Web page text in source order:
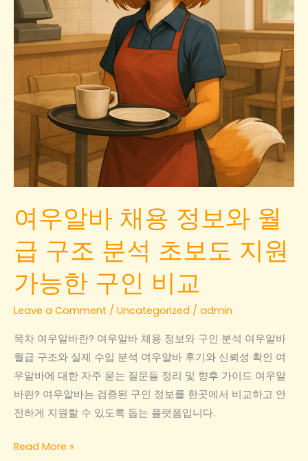
하
는
법:
초
자
드
와
반
바
이
점
여우알바 채용 정보와 월
급 구조 분석 초보도 지원
가능한 구인 비교
Leave a Comment / Uncategorized / admin
목차 여우알바란? 여우알바 채용 정보와 구인 분석 여우알바
월급 구조와 실제 수입 분석 여우알바 후기와 신뢰성 확인 여
우알바에 대한 자주 묻는 질문들 정리 및 향후 가이드 여우알
바란? 여우알바는 검증된 구인 정보를 한곳에서 비교하고 안
전하게 지원할 수 있도록 돕는 플랫폼입니다.
여
Read More »